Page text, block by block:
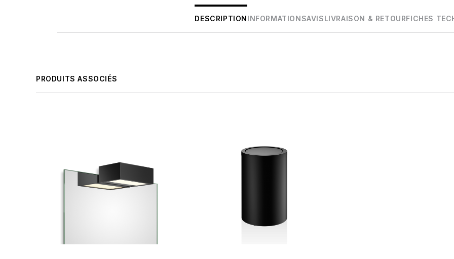
DESCRIPTIONINFORMATIONSAVISLIVRAISON & RETOURFICHES
PRODUITS ASSOCIÉS